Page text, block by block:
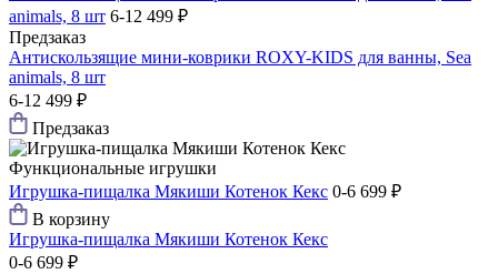
animals, 8 шт 6-12 499 ₽
Предзаказ
Антискользящие мини-коврики ROXY-KIDS для ванны, Sea
animals, 8 шт
6-12 499 ₽
Предзаказ
Функциональные игрушки
Игрушка-пищалка Мякиши Котенок Кекс 0-6 699 ₽
В корзину
Игрушка-пищалка Мякиши Котенок Кекс
0-6 699 ₽